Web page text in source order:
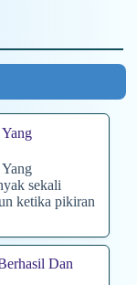
sekali
ketika pikiran
Dan